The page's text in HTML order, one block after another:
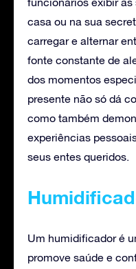
casa ou na sua
carregar e alternar
fonte constante de
dos momentos
presente não só dá
como também
experiências
seus entes queridos.
Um humidificador é
promove saúde e